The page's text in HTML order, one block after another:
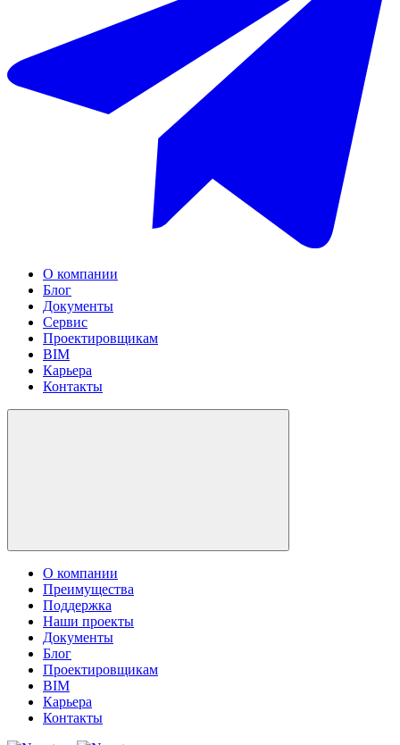
О компании
Блог
Документы
Сервис
Проектировщикам
BIM
Карьера
Контакты
О компании
Преимущества
Поддержка
Наши проекты
Документы
Блог
Проектировщикам
BIM
Карьера
Контакты